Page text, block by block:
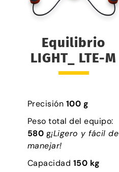
Equilibrio
LIGHT_ LTE-M
Precisión 100 g
Peso total del equipo:
580 g¡Ligero y fácil de
manejar!
Capacidad 150 kg